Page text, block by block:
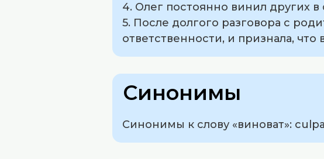
4. Олег постоянно винил других
5. После долгого разговора с
ответственности, и признала, что
Синонимы
Синонимы к слову «виноват»: